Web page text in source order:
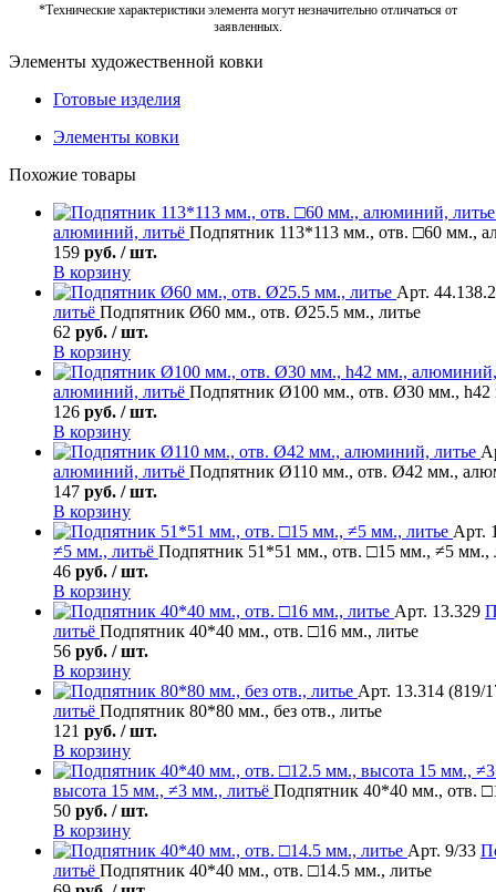
*Технические характеристики элемента могут незначительно отличаться от
заявленных.
Элементы художественной ковки
Готовые изделия
Элементы ковки
Похожие товары
алюминий, литьё Подпятник 113*113 мм., отв. □60 мм.,
159 руб. / шт.
В корзину
Арт.
литьё Подпятник Ø60 мм., отв. Ø25.5 мм., литье
62 руб. / шт.
В корзину
алюминий, литьё Подпятник Ø100 мм., отв. Ø30 мм.,
126 руб. / шт.
В корзину
алюминий, литьё Подпятник Ø110 мм., отв. Ø42 мм.,
147 руб. / шт.
В корзину
Арт.
≠5 мм., литьё Подпятник 51*51 мм., отв. □15 мм., ≠5 мм.,
46 руб. / шт.
В корзину
Арт. 13.329
литьё Подпятник 40*40 мм., отв. □16 мм., литье
56 руб. / шт.
В корзину
Арт. 13.314 (819/
литьё Подпятник 80*80 мм., без отв., литье
121 руб. / шт.
В корзину
высота 15 мм., ≠3 мм., литьё Подпятник 40*40 мм., отв.
50 руб. / шт.
В корзину
Арт. 9/33
литьё Подпятник 40*40 мм., отв. □14.5 мм., литье